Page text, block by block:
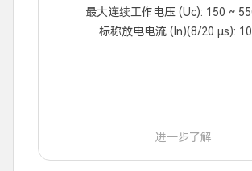
最大连续工作电压 (Uc): 150 ~
标称放电电流 (In)(8/20 μs):
进一步了解